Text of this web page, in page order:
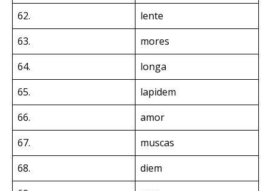
62.
lente
63.
mores
64.
longa
65.
lapidem
66.
amor
67.
muscas
68.
diem